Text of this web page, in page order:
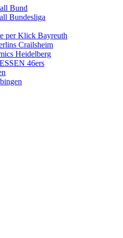
Bund
Bundesliga
per Klick Bayreuth
Crailsheim
Heidelberg
46ers